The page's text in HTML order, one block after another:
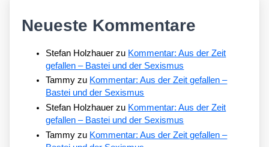
Neueste Kommentare
Stefan Holzhauer zu Kommentar: Aus der Zeit
gefallen – Bastei und der Sexismus
Tammy zu Kommentar: Aus der Zeit gefallen –
Bastei und der Sexismus
Stefan Holzhauer zu Kommentar: Aus der Zeit
gefallen – Bastei und der Sexismus
Tammy zu Kommentar: Aus der Zeit gefallen –